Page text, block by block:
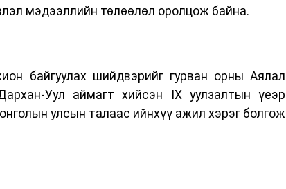
мэдээллийн төлөөлөл оролцож байна.
байгуулах шийдвэрийг гурван орны Аялал
Уул аймагт хийсэн IX уулзалтын үеэр
улсын талаас ийнхүү ажил хэрэг болгож